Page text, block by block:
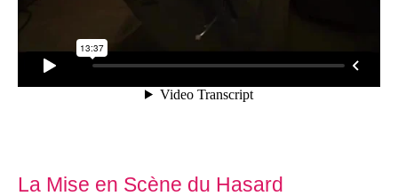
La Mise en Scène du Hasard